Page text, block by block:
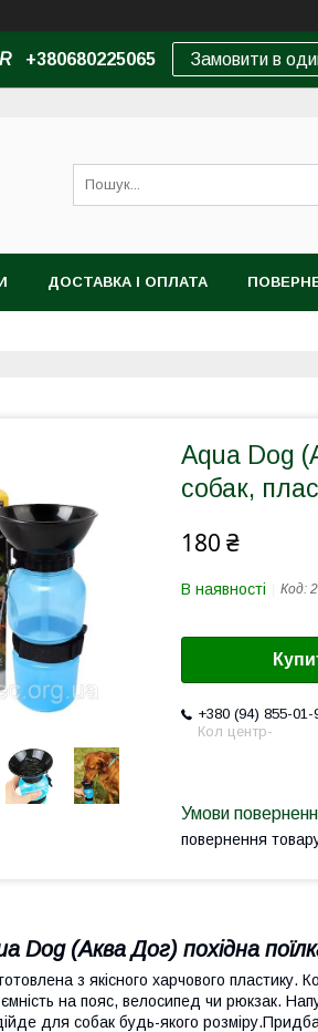
+380680225065 Замовити в
ДОСТАВКА І ОПЛАТА
Aqua Dog
собак,
180 ₴
В наявності Код:
+380 (94) 855-01-
Кол центр-
повернення
Dog (Аква Дог) похідна
з якісного харчового пластику.
на пояс, велосипед чи рюкзак.
для собак будь-якого